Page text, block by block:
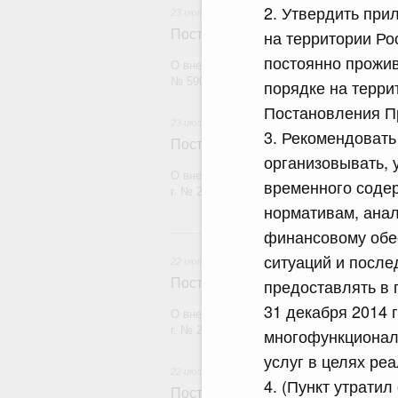
2. Утвердить
на территории
постоянно
порядке на
Постановления
3.
организовывать,
временного
нормативам,
финансовому
ситуаций и
предоставлять
31 декабря 2014
услуг в целях
4. (Пункт
Постановление Правительства
О внесении изменений в постановление
Постановление Правительства
О внесении изменений в постановление
Постановление Правительства
О внесении изменений в постановление
Постановление Правительства